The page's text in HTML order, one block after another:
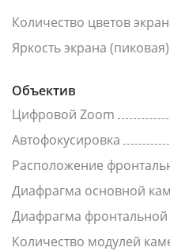
Количество цветов
Яркость экрана (пиковая)
Объектив
Цифровой Zoom
Автофокусировка
Расположение
Диафрагма основной
Диафрагма
Количество модулей